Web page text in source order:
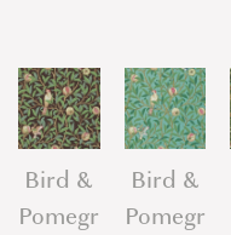
r
i
s
&
C
Bird &
Pomegr
Bird &
Pomegr